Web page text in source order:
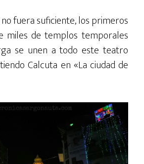
fuera suficiente, los primeros
miles de templos temporales
se unen a todo este teatro
Calcuta en «La ciudad de